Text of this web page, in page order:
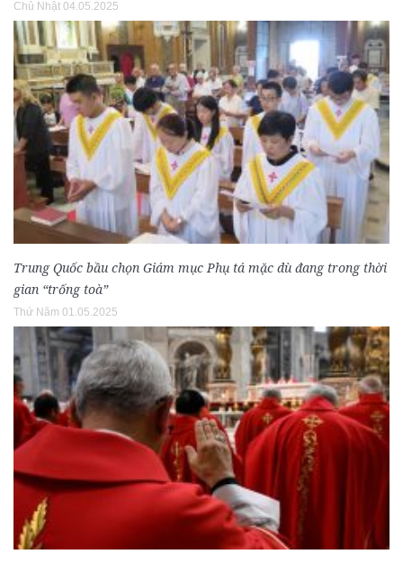
Chủ Nhật 04.05.2025
Trung Quốc bầu chọn Giám mục Phụ tá mặc dù đang trong thời
gian “trống toà”
Thứ Năm 01.05.2025